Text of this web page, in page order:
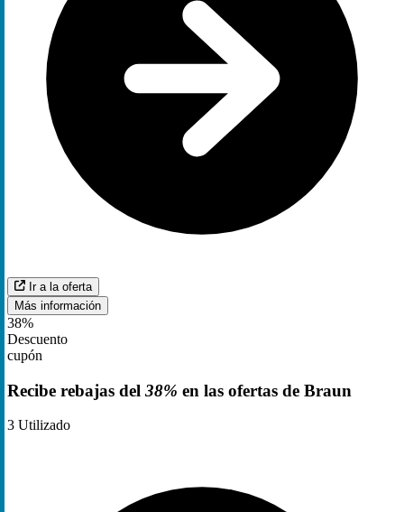
Ir a la oferta
Más información
38%
Descuento
cupón
Recibe rebajas del 38% en las ofertas de Braun
3 Utilizado